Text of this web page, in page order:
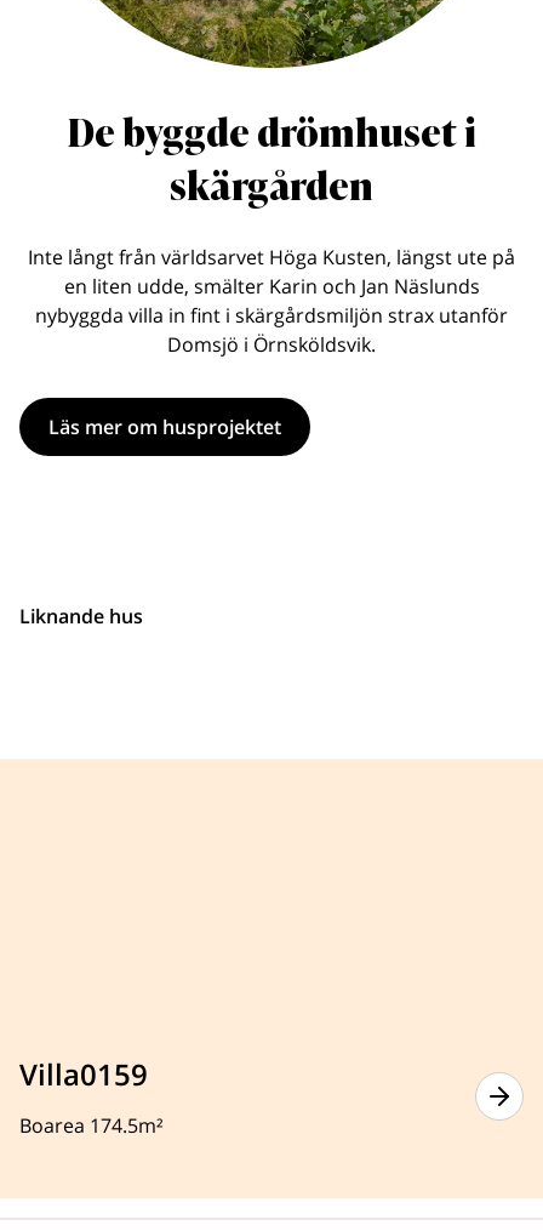
De byggde drömhuset i
skärgården
Inte långt från världsarvet Höga Kusten, längst ute på
en liten udde, smälter Karin och Jan Näslunds
nybyggda villa in fint i skärgårdsmiljön strax utanför
Domsjö i Örnsköldsvik.
Läs mer om husprojektet
Liknande hus
Villa0159
Boarea 174.5m²